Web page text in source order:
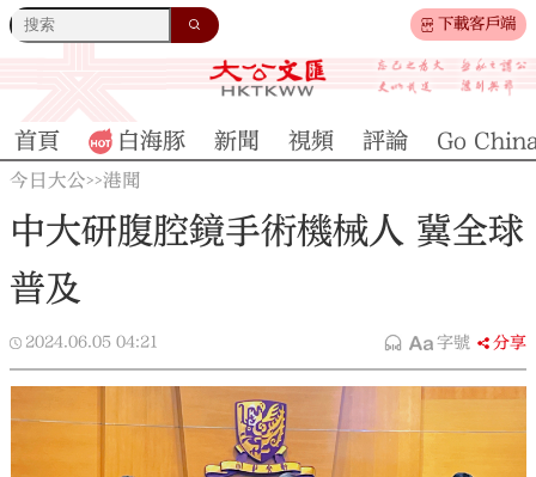
下載客戶端
首頁 白海豚 新聞 視頻 評論 Go
今日大公>>港聞
中大研腹腔鏡手術機械人 冀全球
普及
2024.06.05 04:21 字號 分享